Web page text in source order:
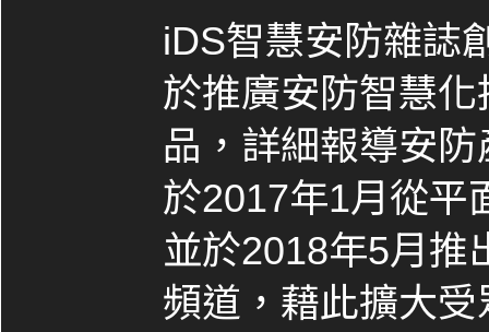
iDS智慧安防雜誌
於推廣安防智慧
品，詳細報導安
於2017年1月從平
並於2018年5月推
頻道，藉此擴大